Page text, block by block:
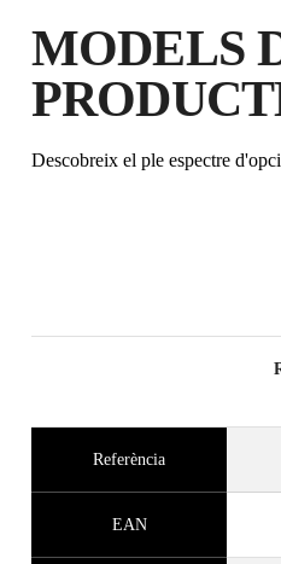
MODELS
Descobreix el ple espectre
Referència
EAN